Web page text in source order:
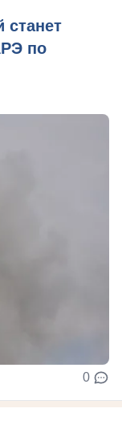
станет
по
0